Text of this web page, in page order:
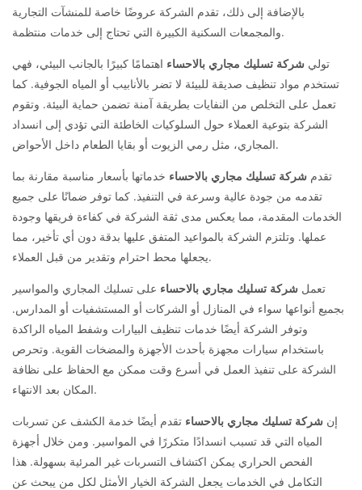
بالإضافة إلى ذلك، تقدم الشركة عروضًا خاصة للمنشآت التجارية
والمجمعات السكنية الكبيرة التي تحتاج إلى خدمات منتظمة.
تولي شركة تسليك مجاري بالاحساء اهتمامًا كبيرًا بالجانب البيئي، فهي
تستخدم مواد تنظيف صديقة للبيئة لا تضر بالأنابيب أو المياه الجوفية. كما
تعمل على التخلص من النفايات بطريقة آمنة تضمن حماية البيئة. وتقوم
الشركة بتوعية العملاء حول السلوكيات الخاطئة التي تؤدي إلى انسداد
المجاري، مثل رمي الزيوت أو بقايا الطعام داخل الأحواض.
تقدم شركة تسليك مجاري بالاحساء خدماتها بأسعار مناسبة مقارنة بما
تقدمه من جودة عالية وسرعة في التنفيذ. كما توفر ضمانًا على جميع
الخدمات المقدمة، مما يعكس مدى ثقة الشركة في كفاءة فريقها وجودة
عملها. وتلتزم الشركة بالمواعيد المتفق عليها بدقة دون أي تأخير، مما
يجعلها محط احترام وتقدير من قبل العملاء.
تعمل شركة تسليك مجاري بالاحساء على تسليك المجاري والمواسير
بجميع أنواعها سواء في المنازل أو الشركات أو المستشفيات أو المدارس.
وتوفر الشركة أيضًا خدمات تنظيف البيارات وشفط المياه الراكدة
باستخدام سيارات مجهزة بأحدث الأجهزة والمضخات القوية. وتحرص
الشركة على تنفيذ العمل في أسرع وقت ممكن مع الحفاظ على نظافة
المكان بعد الانتهاء.
إن شركة تسليك مجاري بالاحساء تقدم أيضًا خدمة الكشف عن تسربات
المياه التي قد تسبب انسدادًا متكررًا في المواسير. ومن خلال أجهزة
الفحص الحراري يمكن اكتشاف التسربات غير المرئية بسهولة. هذا
التكامل في الخدمات يجعل الشركة الخيار الأمثل لكل من يبحث عن